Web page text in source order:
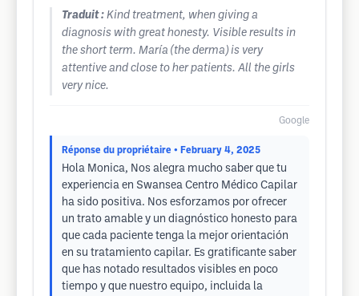
Traduit : Kind treatment, when giving a
diagnosis with great honesty. Visible results in
the short term. María (the derma) is very
attentive and close to her patients. All the girls
very nice.
Google
Réponse du propriétaire • February 4, 2025
Hola Monica, Nos alegra mucho saber que tu
experiencia en Swansea Centro Médico Capilar
ha sido positiva. Nos esforzamos por ofrecer
un trato amable y un diagnóstico honesto para
que cada paciente tenga la mejor orientación
en su tratamiento capilar. Es gratificante saber
que has notado resultados visibles en poco
tiempo y que nuestro equipo, incluida la